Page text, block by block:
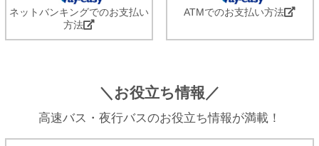
ネットバンキングでのお支払い
方法
ATMでのお支払い方法
＼お役立ち情報／
高速バス・夜行バスのお役立ち情報が満載！